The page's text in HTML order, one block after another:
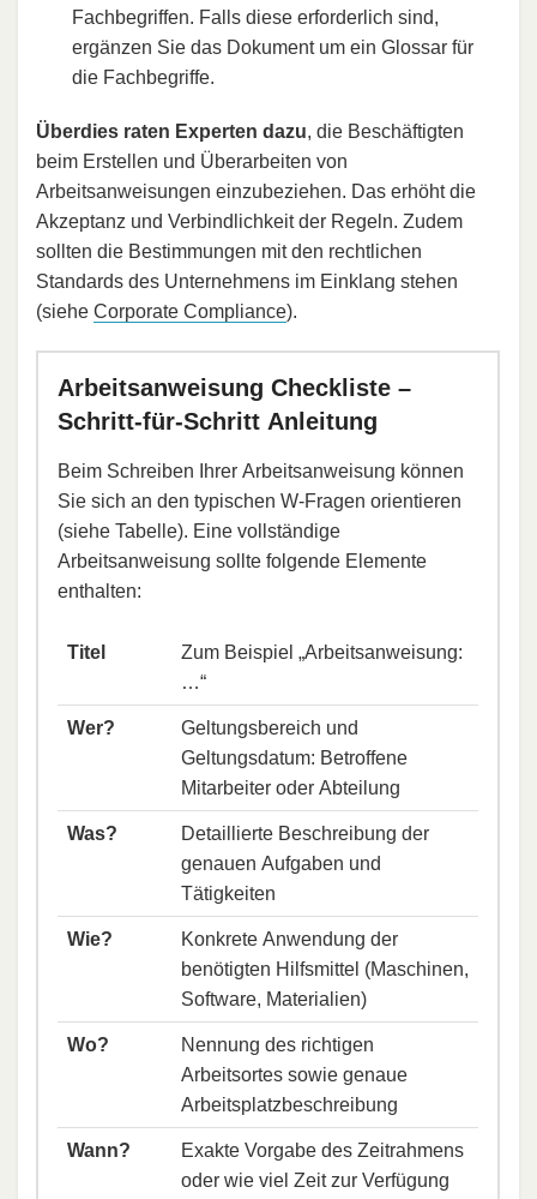
Fachbegriffen. Falls diese erforderlich sind,
ergänzen Sie das Dokument um ein Glossar für
die Fachbegriffe.
Überdies raten Experten dazu, die Beschäftigten
beim Erstellen und Überarbeiten von
Arbeitsanweisungen einzubeziehen. Das erhöht die
Akzeptanz und Verbindlichkeit der Regeln. Zudem
sollten die Bestimmungen mit den rechtlichen
Standards des Unternehmens im Einklang stehen
(siehe Corporate Compliance).
Arbeitsanweisung Checkliste –
Schritt-für-Schritt Anleitung
Beim Schreiben Ihrer Arbeitsanweisung können
Sie sich an den typischen W-Fragen orientieren
(siehe Tabelle). Eine vollständige
Arbeitsanweisung sollte folgende Elemente
enthalten:
Titel
Zum Beispiel „Arbeitsanweisung:
…“
Wer?
Geltungsbereich und
Geltungsdatum: Betroffene
Mitarbeiter oder Abteilung
Was?
Detaillierte Beschreibung der
genauen Aufgaben und
Tätigkeiten
Wie?
Konkrete Anwendung der
benötigten Hilfsmittel (Maschinen,
Software, Materialien)
Wo?
Nennung des richtigen
Arbeitsortes sowie genaue
Arbeitsplatzbeschreibung
Wann?
Exakte Vorgabe des Zeitrahmens
oder wie viel Zeit zur Verfügung